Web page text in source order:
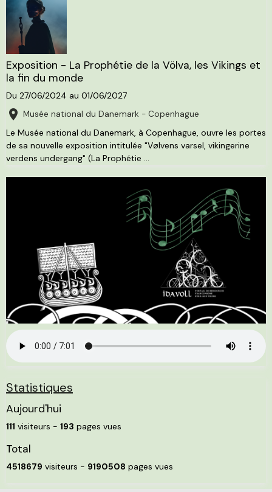
Exposition - La Prophétie de la Völva, les Vikings et
la fin du monde
Du 27/06/2024 au 01/06/2027
Musée national du Danemark - Copenhague
Le Musée national du Danemark, à Copenhague, ouvre les portes
de sa nouvelle exposition intitulée "Vølvens varsel, vikingerine
verdens undergang" (La Prophétie ...
Statistiques
Aujourd'hui
111 visiteurs - 193 pages vues
Total
4518679 visiteurs - 9190508 pages vues